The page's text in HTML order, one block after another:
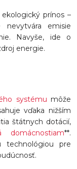
prínos –
emisie
Navyše, ide o
energie.
systému môže
vďaka nižším
štátnych dotácií,
domácnostiam**.
pre